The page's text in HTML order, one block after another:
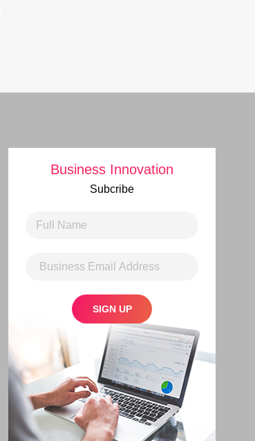
Business Innovation
Subcribe